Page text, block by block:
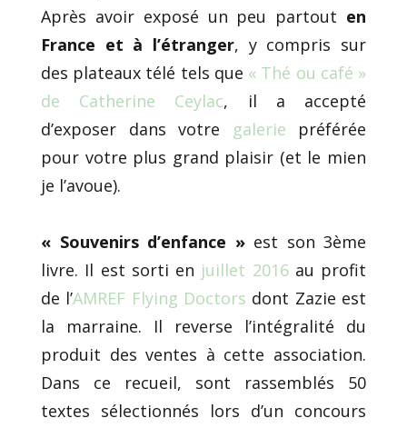
Après avoir exposé un peu partout en
France et à l’étranger, y compris sur
des plateaux télé tels que « Thé ou café »
de Catherine Ceylac, il a accepté
d’exposer dans votre
galerie préférée
pour votre plus grand plaisir (et le mien
je l’avoue).
« Souvenirs d’enfance »est son 3ème
livre. Il est sorti en juillet 2016au profit
de l’AMREF Flying Doctors dont Zazie est
la marraine. Il reverse l’intégralité du
produit des ventes à cette association.
Dans ce recueil, sont rassemblés 50
textes sélectionnés lors d’un concours